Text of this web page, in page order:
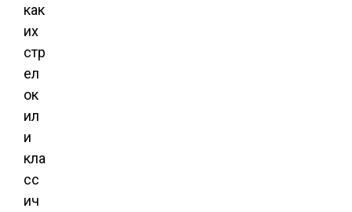
как
их
стр
ел
ок
ил
и
кла
сс
ич